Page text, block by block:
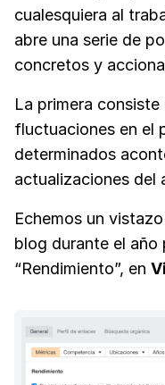
cualesquiera al
abre una serie de
concretos y
La primera
fluctuaciones en el
determinados
actualizaciones del
Echemos un
blog durante el año
“Rendimiento”, en